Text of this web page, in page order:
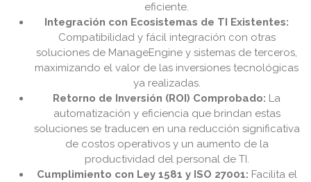
eficiente.
Integración con Ecosistemas de TI Existentes:
Compatibilidad y fácil integración con otras
soluciones de ManageEngine y sistemas de terceros,
maximizando el valor de las inversiones tecnológicas
ya realizadas.
Retorno de Inversión (ROI) Comprobado: La
automatización y eficiencia que brindan estas
soluciones se traducen en una reducción significativa
de costos operativos y un aumento de la
productividad del personal de TI.
Cumplimiento con Ley 1581 y ISO 27001: Facilita el